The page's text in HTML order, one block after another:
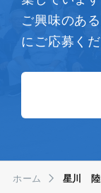
ご興味のあ
にご応募くだ
ホーム 星川 陸